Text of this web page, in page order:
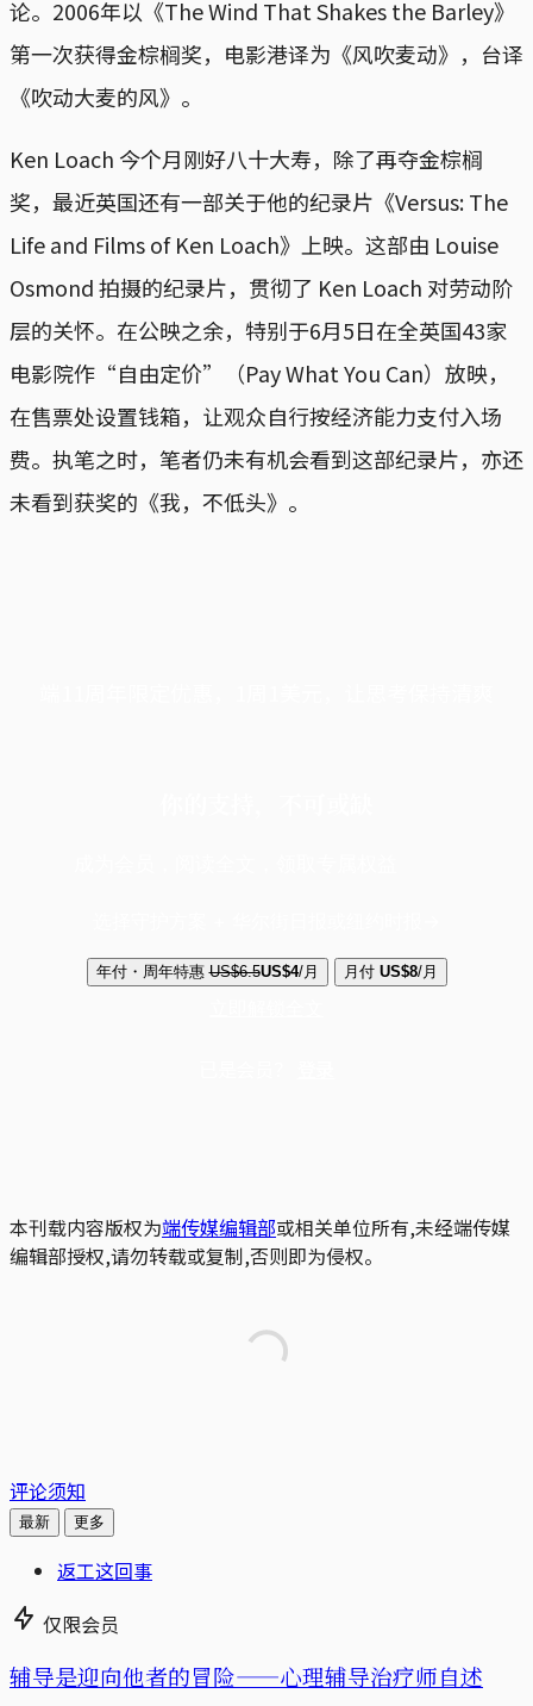
论。2006年以《The Wind That Shakes the Barley》
第一次获得金棕榈奖，电影港译为《风吹麦动》，台译
《吹动大麦的风》。
Ken Loach 今个月刚好八十大寿，除了再夺金棕榈
奖，最近英国还有一部关于他的纪录片《Versus: The
Life and Films of Ken Loach》上映。这部由 Louise
Osmond 拍摄的纪录片，贯彻了 Ken Loach 对劳动阶
层的关怀。在公映之余，特别于6月5日在全英国43家
电影院作“自由定价”（Pay What You Can）放映，
在售票处设置钱箱，让观众自行按经济能力支付入场
费。执笔之时，笔者仍未有机会看到这部纪录片，亦还
未看到获奖的《我，不低头》。
年付・周年特惠 US$6.5US$4/月 月付 US$8/月
本刊载内容版权为端传媒编辑部或相关单位所有,未经端传媒
编辑部授权,请勿转载或复制,否则即为侵权。
评论须知
最新 更多
返工这回事
仅限会员
辅导是迎向他者的冒险——心理辅导治疗师自述